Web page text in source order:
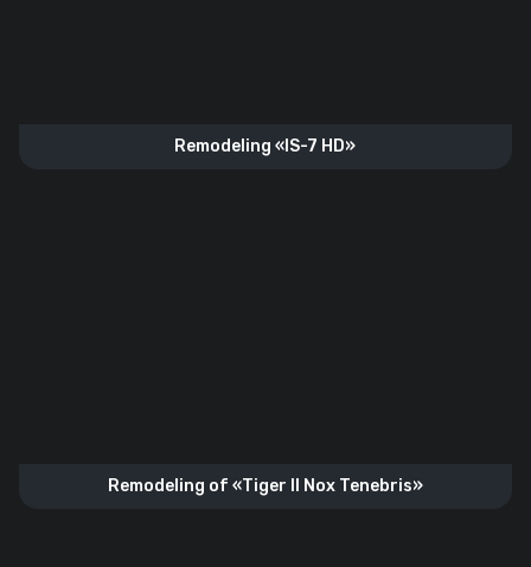
Remodeling «IS-7 HD»
Remodeling of «Tiger II Nox Tenebris»